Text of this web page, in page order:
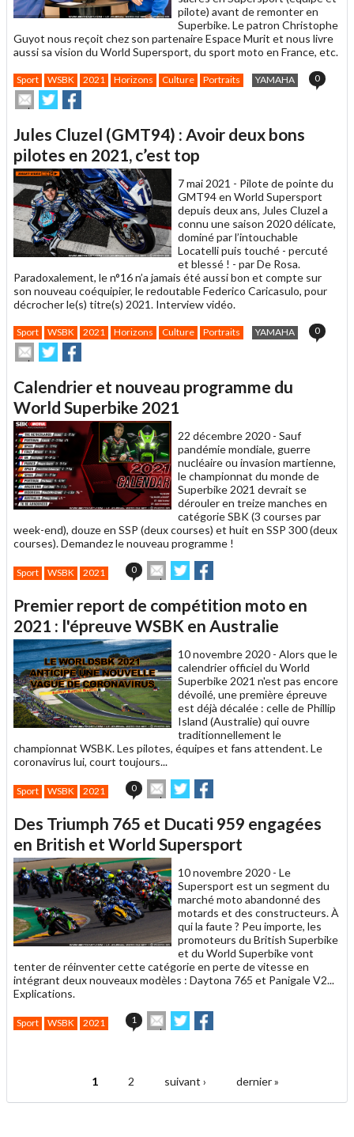
pilote) avant de remonter en
Superbike. Le patron Christophe
Guyot nous reçoit chez son partenaire Espace Murit et nous livre
aussi sa vision du World Supersport, du sport moto en France, etc.
Sport WSBK 2021 Horizons Culture Portraits YAMAHA 0
Envoyer
cet
à
un
ami
Partager
sur
sur
Jules Cluzel (GMT94) : Avoir deux bons
pilotes en 2021, c’est top
7 mai 2021 - Pilote de pointe du
GMT94 en World Supersport
depuis deux ans, Jules Cluzel a
connu une saison 2020 délicate,
dominé par l’intouchable
Locatelli puis touché - percuté
et blessé ! - par De Rosa.
Paradoxalement, le n°16 n’a jamais été aussi bon et compte sur
son nouveau coéquipier, le redoutable Federico Caricasulo, pour
décrocher le(s) titre(s) 2021. Interview vidéo.
Sport WSBK 2021 Horizons Culture Portraits YAMAHA 0
Envoyer
cet
à
un
ami
Partager
sur
sur
Calendrier et nouveau programme du
World Superbike 2021
22 décembre 2020 - Sauf
pandémie mondiale, guerre
nucléaire ou invasion martienne,
le championnat du monde de
Superbike 2021 devrait se
dérouler en treize manches en
catégorie SBK (3 courses par
week-end), douze en SSP (deux courses) et huit en SSP 300 (deux
courses). Demandez le nouveau programme !
Sport WSBK 2021 0
Envoyer
cet
à
un
ami
Partager
sur sur
Premier report de compétition moto en
2021 : l'épreuve WSBK en Australie
10 novembre 2020 - Alors que le
calendrier officiel du World
Superbike 2021 n'est pas encore
dévoilé, une première épreuve
est déjà décalée : celle de Phillip
Island (Australie) qui ouvre
traditionnellement le
championnat WSBK. Les pilotes, équipes et fans attendent. Le
coronavirus lui, court toujours...
Sport WSBK 2021 0
Envoyer
cet
à
un
ami
Partager
sur sur
Des Triumph 765 et Ducati 959 engagées
en British et World Supersport
10 novembre 2020 - Le
Supersport est un segment du
marché moto abandonné des
motards et des constructeurs. À
qui la faute ? Peu importe, les
promoteurs du British Superbike
et du World Superbike vont
tenter de réinventer cette catégorie en perte de vitesse en
intégrant deux nouveaux modèles : Daytona 765 et Panigale V2...
Explications.
Sport WSBK 2021 1
Envoyer
cet
Partager
sur sur
1 2 suivant › dernier »